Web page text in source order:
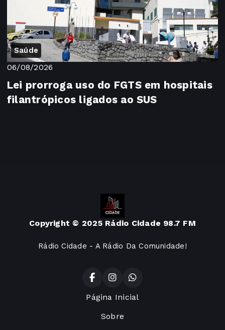
Saúde
06/08/2026
Lei prorroga uso do FGTS em hospitais
filantrópicos ligados ao SUS
Copyright © 2025 Rádio Cidade 98.7 FM
Rádio Cidade - A Rádio Da Comunidade!
Página Inicial
Sobre